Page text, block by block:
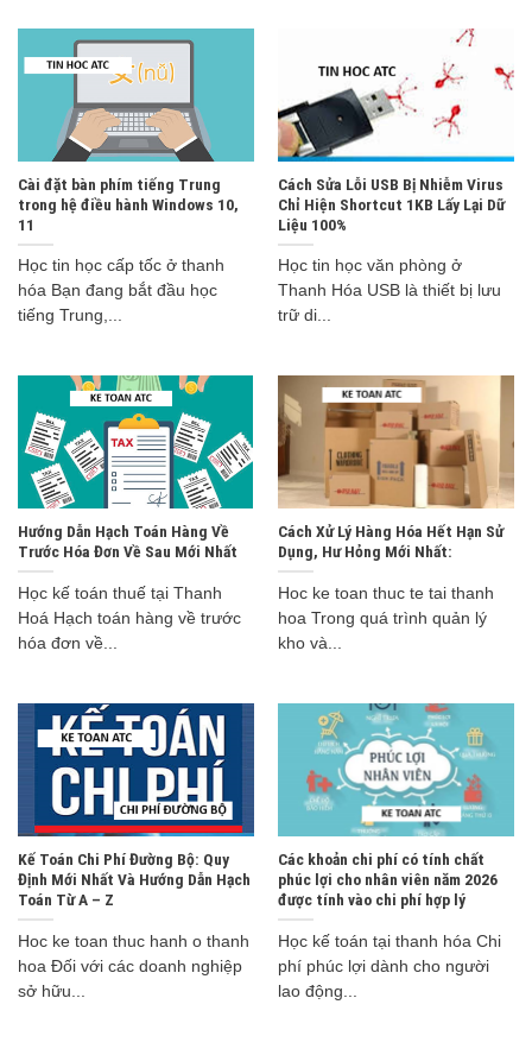
Cài đặt bàn phím tiếng Trung
trong hệ điều hành Windows 10,
11
Học tin học cấp tốc ở thanh
hóa Bạn đang bắt đầu học
tiếng Trung,...
Cách Sửa Lỗi USB Bị Nhiễm Virus
Chỉ Hiện Shortcut 1KB Lấy Lại Dữ
Liệu 100%
Học tin học văn phòng ở
Thanh Hóa USB là thiết bị lưu
trữ di...
Hướng Dẫn Hạch Toán Hàng Về
Trước Hóa Đơn Về Sau Mới Nhất
Học kế toán thuế tại Thanh
Hoá Hạch toán hàng về trước
hóa đơn về...
Cách Xử Lý Hàng Hóa Hết Hạn Sử
Dụng, Hư Hỏng Mới Nhất:
Hoc ke toan thuc te tai thanh
hoa Trong quá trình quản lý
kho và...
Kế Toán Chi Phí Đường Bộ: Quy
Định Mới Nhất Và Hướng Dẫn Hạch
Toán Từ A – Z
Hoc ke toan thuc hanh o thanh
hoa Đối với các doanh nghiệp
sở hữu...
Các khoản chi phí có tính chất
phúc lợi cho nhân viên năm 2026
được tính vào chi phí hợp lý
Học kế toán tại thanh hóa Chi
phí phúc lợi dành cho người
lao động...